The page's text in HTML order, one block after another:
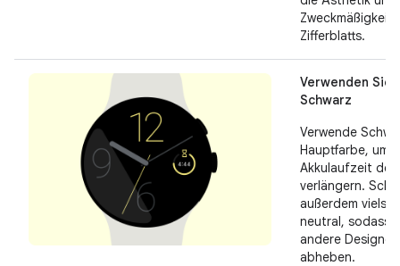
Zweckmäßigkeit
Zifferblatts.
Verwenden Sie
Schwarz
Verwende
Hauptfarbe, um
Akkulaufzeit
verlängern.
außerdem
neutral, sodass
andere
abheben.